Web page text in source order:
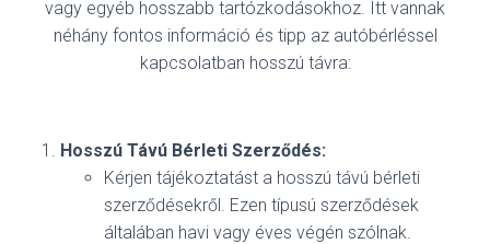
vagy egyéb hosszabb tartózkodásokhoz. Itt vannak
néhány fontos információ és tipp az autóbérléssel
kapcsolatban hosszú távra:
Hosszú Távú Bérleti Szerződés:
Kérjen tájékoztatást a hosszú távú bérleti
szerződésekről. Ezen típusú szerződések
általában havi vagy éves végén szólnak.